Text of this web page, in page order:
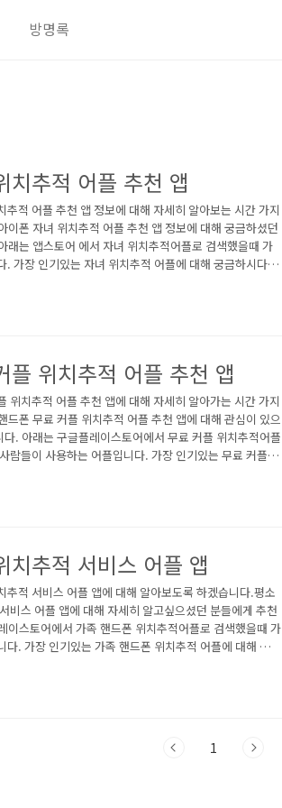
방명록
치추적 어플 추천 앱
추적 어플 추천 앱 정보에 대해 자세히 알아보는 시간 가지
이폰 자녀 위치추적 어플 추천 앱 정보에 대해 궁금하셨던
래는 앱스토어 에서 자녀 위치추적어플로 검색했을때 가
. 가장 인기있는 자녀 위치추적 어플에 대해 궁금하시다면
플 위치추적 어플 추천 앱
위치추적 어플 추천 앱에 대해 자세히 알아가는 시간 가지
드폰 무료 커플 위치추적 어플 추천 앱에 대해 관심이 있으
. 아래는 구글플레이스토어에서 무료 커플 위치추적어플
람들이 사용하는 어플입니다. 가장 인기있는 무료 커플 위
치추적 서비스 어플 앱
추적 서비스 어플 앱에 대해 알아보도록 하겠습니다.평소
비스 어플 앱에 대해 자세히 알고싶으셨던 분들에게 추천
이스토어에서 가족 핸드폰 위치추적어플로 검색했을때 가
. 가장 인기있는 가족 핸드폰 위치추적 어플에 대해 궁금
1